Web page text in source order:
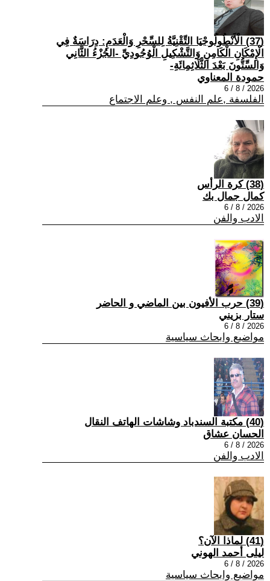
(37) الْأَنْطُولُوجْيَا التِّقْنِيَّةُ لِلسِّحْرِ وَالْعَدَمِ: دِرَاسَةٌ فِي
الْإِمْكَانِ الْكَامِنِ وَالتَّشْكِيلِ الْوُجُودِيِّ -الجُزْءُ الثَّانِي
وَالسِّتُّونَ بَعْدَ الثَّلَاثِمِائَةِ-
حمودة المعناوي
2026 / 8 / 6
الفلسفة ,علم النفس , وعلم الاجتماع
(38) كرة الرأس
كمال جمال بك
2026 / 8 / 6
الادب والفن
(39) حرب الأفيون بين الماضي و الحاضر
ستار بزيني
2026 / 8 / 6
مواضيع وابحاث سياسية
(40) مكتبة السندباد وشاشات الهاتف النقال
الحسان عشاق
2026 / 8 / 6
الادب والفن
(41) لماذا الآن؟
ليلى أحمد الهوني
2026 / 8 / 6
مواضيع وابحاث سياسية